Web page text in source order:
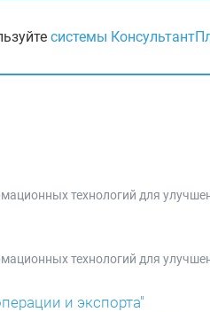
системы
технологий для
технологий для
и экспорта"